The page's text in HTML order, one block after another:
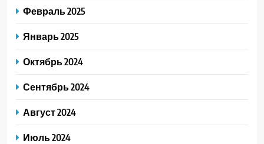
Февраль 2025
Январь 2025
Октябрь 2024
Сентябрь 2024
Август 2024
Июль 2024